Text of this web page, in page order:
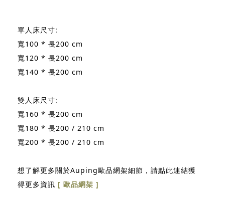
單人床尺寸:
寬100 * 長200 cm
寬120 * 長200 cm
寬140 * 長200 cm
雙人床尺寸:
寬160 * 長200 cm
寬180 * 長200 / 210 cm
寬200 * 長200 / 210 cm
想了解更多關於Auping歐品網架細節，請點此連結獲
得更多資訊 [ 歐品網架 ]